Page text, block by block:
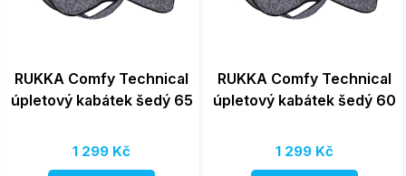
RUKKA Comfy Technical
úpletový kabátek šedý 65
1 299 Kč
RUKKA Comfy Technical
úpletový kabátek šedý 60
1 299 Kč